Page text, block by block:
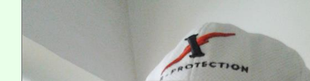
程，歡迎學生輔導中心
心理、諮商輔導、社會